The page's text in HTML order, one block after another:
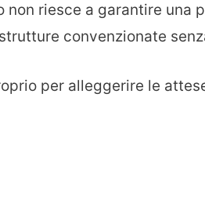
non riesce a garantire una
convenzionate
per alleggerire le